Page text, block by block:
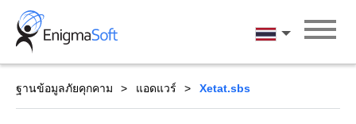
Skip
content
ภาษาไทย
ฐานข้อมูลภัยคุกคาม แอดแวร์ Xetat.sbs